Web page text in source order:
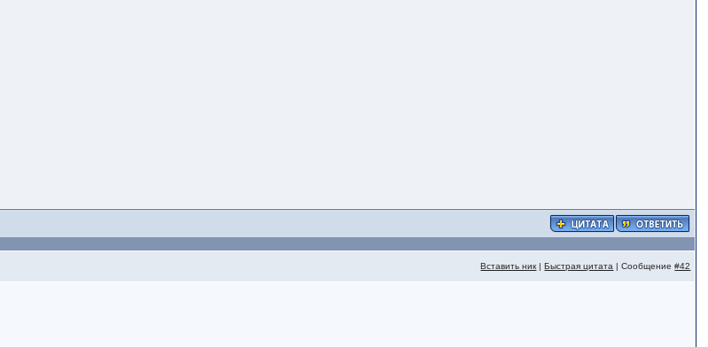
Вставить ник |Быстрая цитата | Сообщение#42